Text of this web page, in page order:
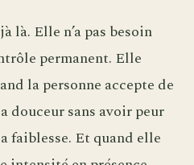
là. Elle n’a pas besoin
permanent. Elle
la personne accepte de
douceur sans avoir peur
faiblesse. Et quand elle